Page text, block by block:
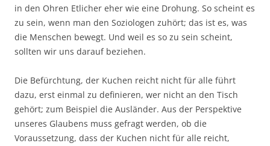
in den Ohren Etlicher eher wie eine Drohung. So scheint es
zu sein, wenn man den Soziologen zuhört; das ist es, was
die Menschen bewegt. Und weil es so zu sein scheint,
sollten wir uns darauf beziehen.
Die Befürchtung, der Kuchen reicht nicht für alle führt
dazu, erst einmal zu definieren, wer nicht an den Tisch
gehört; zum Beispiel die Ausländer. Aus der Perspektive
unseres Glaubens muss gefragt werden, ob die
Voraussetzung, dass der Kuchen nicht für alle reicht,